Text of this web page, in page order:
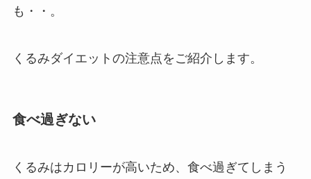
も・・。
くるみダイエットの注意点をご紹介します。
食べ過ぎない
くるみはカロリーが高いため、食べ過ぎてしまう